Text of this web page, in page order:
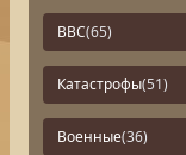
BBC(65)
Катастрофы(51)
Военные(36)